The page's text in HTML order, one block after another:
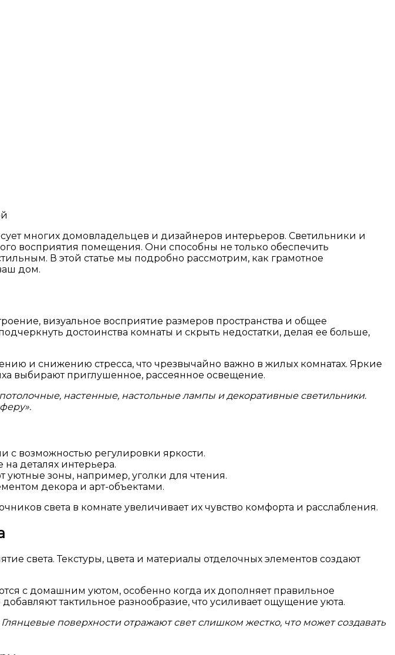
многих домовладельцев и дизайнеров интерьеров. Светильники и
восприятия помещения. Они способны не только обеспечить
В этой статье мы подробно рассмотрим, как грамотное
дом.
визуальное восприятие размеров пространства и общее
достоинства комнаты и скрыть недостатки, делая ее больше,
и снижению стресса, что чрезвычайно важно в жилых комнатах. Яркие
выбирают приглушенное, рассеянное освещение.
настенные, настольные лампы и декоративные светильники.
с возможностью регулировки яркости.
деталях интерьера.
зоны, например, уголки для чтения.
декора и арт-объектами.
света в комнате увеличивает их чувство комфорта и расслабления.
света. Текстуры, цвета и материалы отделочных элементов создают
с домашним уютом, особенно когда их дополняет правильное
тактильное разнообразие, что усиливает ощущение уюта.
поверхности отражают свет слишком жестко, что может создавать